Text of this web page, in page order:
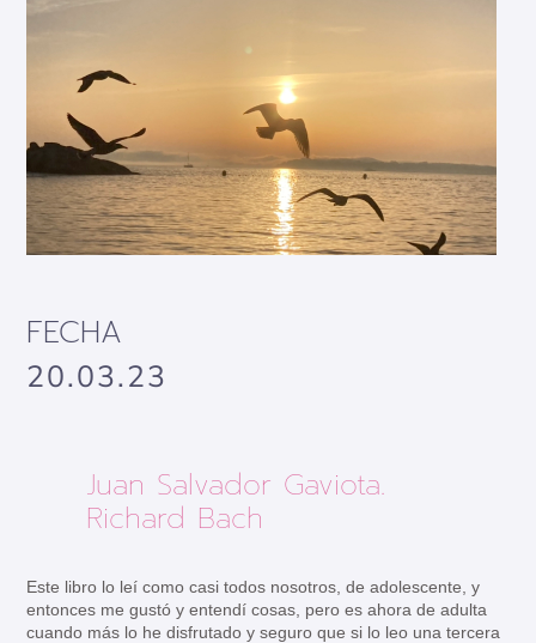
FECHA
20.03.23
Juan Salvador Gaviota.
Richard Bach
Este libro lo leí como casi todos nosotros, de adolescente, y
entonces me gustó y entendí cosas, pero es ahora de adulta
cuando más lo he disfrutado y seguro que si lo leo una tercera